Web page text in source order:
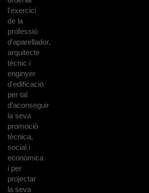
l'exercici
de la
professió
d'aparellador,
arquitecte
tècnic i
enginyer
d'edificació
per tal
d'aconseguir
la seva
promoció
tècnica,
social i
econòmica
i per
projectar
la seva